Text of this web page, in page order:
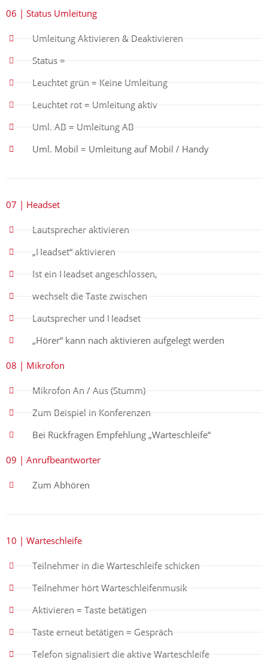
06 | Status Umleitung
Umleitung Aktivieren & Deaktivieren
Status =
Leuchtet grün = Keine Umleitung
Leuchtet rot = Umleitung aktiv
Uml. AB = Umleitung AB
Uml. Mobil = Umleitung auf Mobil / Handy
07 | Headset
Lautsprecher aktivieren
„Headset“ aktivieren
Ist ein Headset angeschlossen,
wechselt die Taste zwischen
Lautsprecher und Headset
„Hörer“ kann nach aktivieren aufgelegt werden
08 | Mikrofon
Mikrofon An / Aus (Stumm)
Zum Beispiel in Konferenzen
Bei Rückfragen Empfehlung „Warteschleife“
09 | Anrufbeantworter
Zum Abhören
10 | Warteschleife
Teilnehmer in die Warteschleife schicken
Teilnehmer hört Warteschleifenmusik
Aktivieren = Taste betätigen
Taste erneut betätigen = Gespräch
Telefon signalisiert die aktive Warteschleife